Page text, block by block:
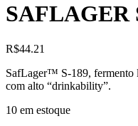
SAFLAGER
R$44.21
SafLager™ S-189, fermento
com alto “drinkability”.
10 em estoque